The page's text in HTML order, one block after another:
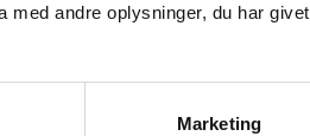
med andre oplysninger, du har givet
Marketing